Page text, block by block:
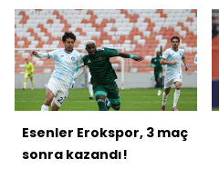
Esenler Erokspor, 3 maç
sonra kazandı!